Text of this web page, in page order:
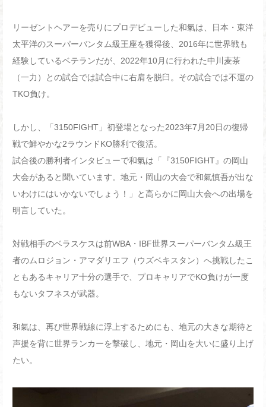
リーゼントヘアーを売りにプロデビューした和氣は、日本・東洋
太平洋のスーパーバンタム級王座を獲得後、2016年に世界戦も
経験しているベテランだが、2022年10月に行われた中川麦茶
（一力）との試合では試合中に右肩を脱臼。その試合では不運の
TKO負け。
しかし、「3150FIGHT」初登場となった2023年7月20日の復帰
戦で鮮やかな2ラウンドKO勝利で復活。
試合後の勝利者インタビューで和氣は「『3150FIGHT』の岡山
大会があると聞いています。地元・岡山の大会で和氣慎吾が出な
いわけにはいかないでしょう！」と高らかに岡山大会への出場を
明言していた。
対戦相手のベラスケスは前WBA・IBF世界スーパーバンタム級王
者のムロジョン・アマダリエフ（ウズベキスタン）へ挑戦したこ
ともあるキャリア十分の選手で、プロキャリアでKO負けが一度
もないタフネスが武器。
和氣は、再び世界戦線に浮上するためにも、地元の大きな期待と
声援を背に世界ランカーを撃破し、地元・岡山を大いに盛り上げ
たい。